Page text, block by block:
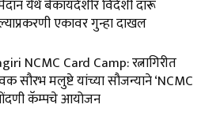
येथे बेकायदेशीर विदेशी दारू
एकावर गुन्हा दाखल
NCMC Card Camp: रत्नागिरीत
सौरभ मलुष्टे यांच्या सौजन्याने ‘NCMC
कॅम्पचे आयोजन